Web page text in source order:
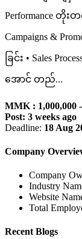
Performance တိုး
Campaigns &
ခြင်း • Sales
အောင် တည်...
MMK : 1,000,000
Post: 3 weeks ago
Deadline: 18 Aug
Company
Company
Industry
Website
Total
Recent Blogs